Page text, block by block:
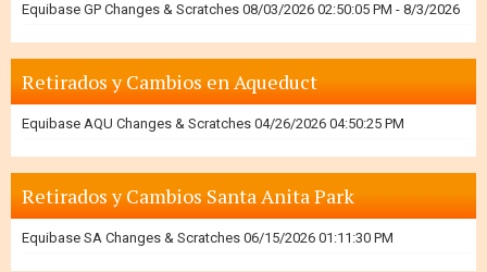
Equibase GP Changes & Scratches 08/03/2026 02:50:05 PM - 8/3/2026
Retirados y Cambios en Aqueduct
Equibase AQU Changes & Scratches 04/26/2026 04:50:25 PM
Retirados y Cambios Santa Anita Park
Equibase SA Changes & Scratches 06/15/2026 01:11:30 PM